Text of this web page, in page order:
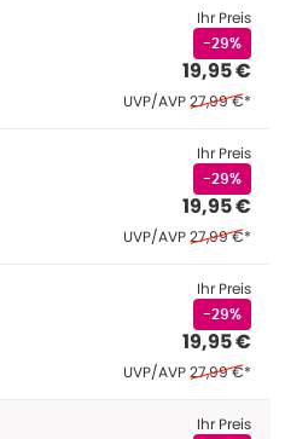
Ihr Preis
-29%
19,95 €
UVP/AVPEhemaliger
27,99 €*
Ihr Preis
-29%
19,95 €
UVP/AVPEhemaliger
27,99 €*
Ihr Preis
-29%
19,95 €
UVP/AVPEhemaliger
27,99 €*
Ihr Preis